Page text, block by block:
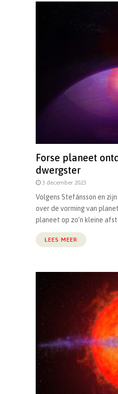
Forse planeet
dwergster
3 december 2023
Volgens Stefánsson en
over de vorming van
planeet op zo’n kleine
LEES MEER